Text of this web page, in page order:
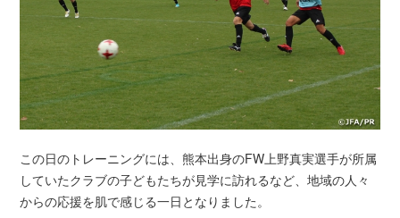
この日のトレーニングには、熊本出身のFW上野真実選手が所属
していたクラブの子どもたちが見学に訪れるなど、地域の人々
からの応援を肌で感じる一日となりました。